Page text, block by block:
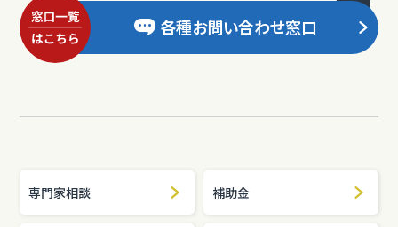
各種お問い合わせ窓口
専門家相談 補助金